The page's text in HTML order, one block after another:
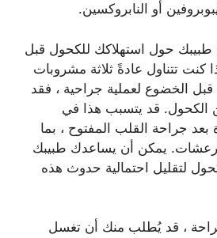
أو النابروكسين.
حول استهلاكك للكحول قبل
كنت تتناول عادةً ثلاثة مشروبات
قبل الخضوع لعملية جراحية ، فقد
الكحول. قد يتسبب هذا في
بعد جراحة القلب المفتوح ، بما
يمكن أن يساعدك طبيبك
لتقليل احتمالية حدوث هذه
، قد يُطلب منك أن تغسل